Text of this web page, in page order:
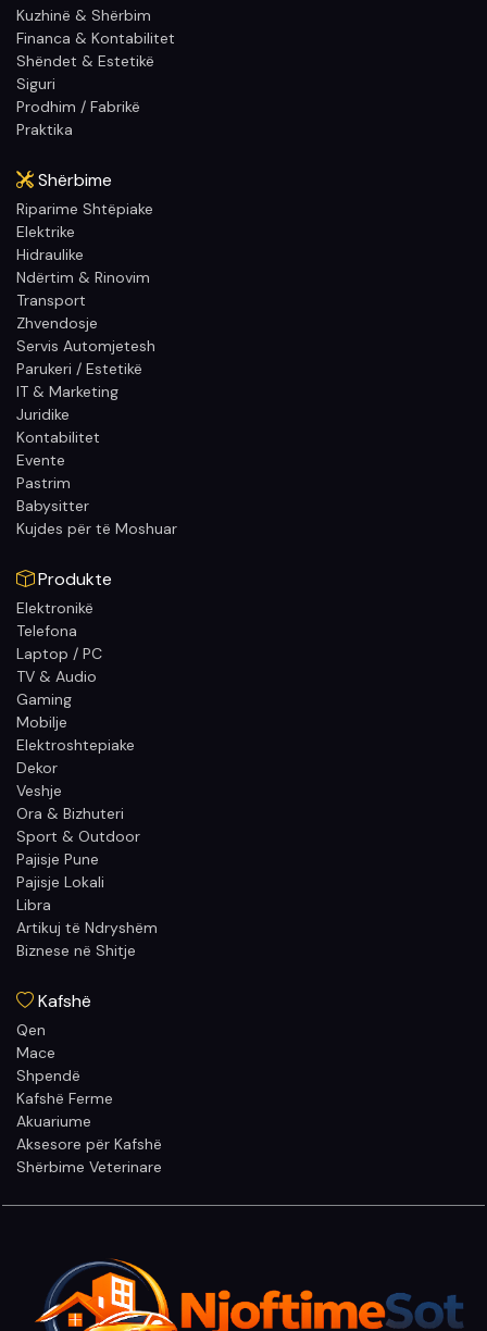
Kuzhinë & Shërbim
Financa & Kontabilitet
Shëndet & Estetikë
Siguri
Prodhim / Fabrikë
Praktika
Shërbime
Riparime Shtëpiake
Elektrike
Hidraulike
Ndërtim & Rinovim
Transport
Zhvendosje
Servis Automjetesh
Parukeri / Estetikë
IT & Marketing
Juridike
Kontabilitet
Evente
Pastrim
Babysitter
Kujdes për të Moshuar
Produkte
Elektronikë
Telefona
Laptop / PC
TV & Audio
Gaming
Mobilje
Elektroshtepiake
Dekor
Veshje
Ora & Bizhuteri
Sport & Outdoor
Pajisje Pune
Pajisje Lokali
Libra
Artikuj të Ndryshëm
Biznese në Shitje
Kafshë
Qen
Mace
Shpendë
Kafshë Ferme
Akuariume
Aksesore për Kafshë
Shërbime Veterinare